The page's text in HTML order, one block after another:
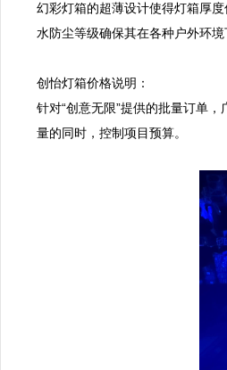
幻彩灯箱的超薄设计使得灯箱厚
水防尘等级确保其在各种户外环
创怡灯箱价格说明：
针对“创意无限”提供的批量订单
量的同时，控制项目预算。